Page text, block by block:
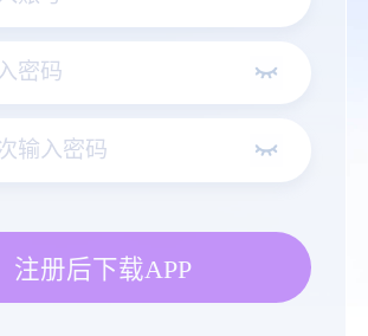
注册后下载APP